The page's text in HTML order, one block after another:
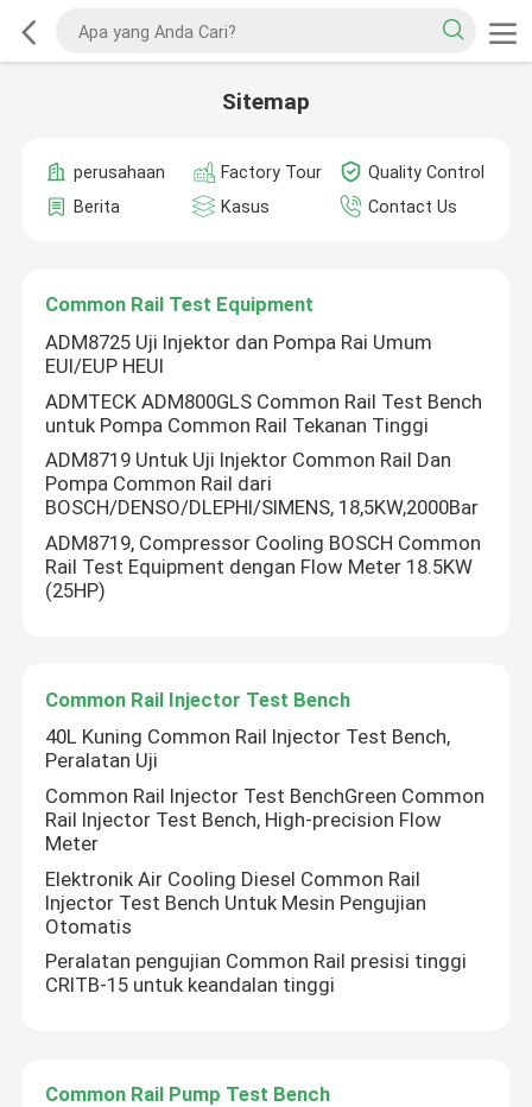
Sitemap
perusahaan Factory Tour
Quality Control
Berita
Kasus Contact Us
Common Rail Test Equipment
ADM8725 Uji Injektor dan Pompa Rai Umum
EUI/EUP HEUI
ADMTECK ADM800GLS Common Rail Test Bench
untuk Pompa Common Rail Tekanan Tinggi
ADM8719 Untuk Uji Injektor Common Rail Dan
Pompa Common Rail dari
BOSCH/DENSO/DLEPHI/SIMENS, 18,5KW,2000Bar
ADM8719, Compressor Cooling BOSCH Common
Rail Test Equipment dengan Flow Meter 18.5KW
(25HP)
Common Rail Injector Test Bench
40L Kuning Common Rail Injector Test Bench,
Peralatan Uji
Common Rail Injector Test BenchGreen Common
Rail Injector Test Bench, High-precision Flow
Meter
Elektronik Air Cooling Diesel Common Rail
Injector Test Bench Untuk Mesin Pengujian
Otomatis
Peralatan pengujian Common Rail presisi tinggi
CRITB-15 untuk keandalan tinggi
Common Rail Pump Test Bench